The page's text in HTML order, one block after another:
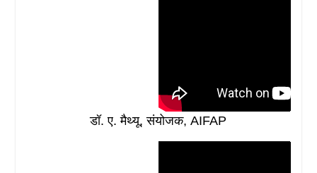
डॉ. ए. मैथ्यू, संयोजक, AIFAP